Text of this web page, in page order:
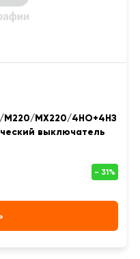
MX220/4НО+4НЗ
выключатель